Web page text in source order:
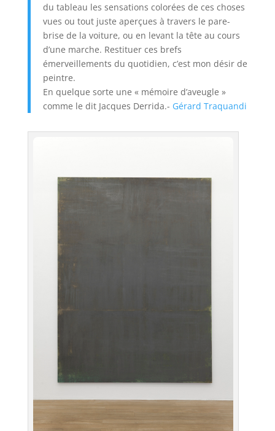
du tableau les sensations colorées de ces choses
vues ou tout juste aperçues à travers le pare-
brise de la voiture, ou en levant la tête au cours
d’une marche. Restituer ces brefs
émerveillements du quotidien, c’est mon désir de
peintre.
En quelque sorte une « mémoire d’aveugle »
comme le dit Jacques Derrida.- Gérard Traquandi